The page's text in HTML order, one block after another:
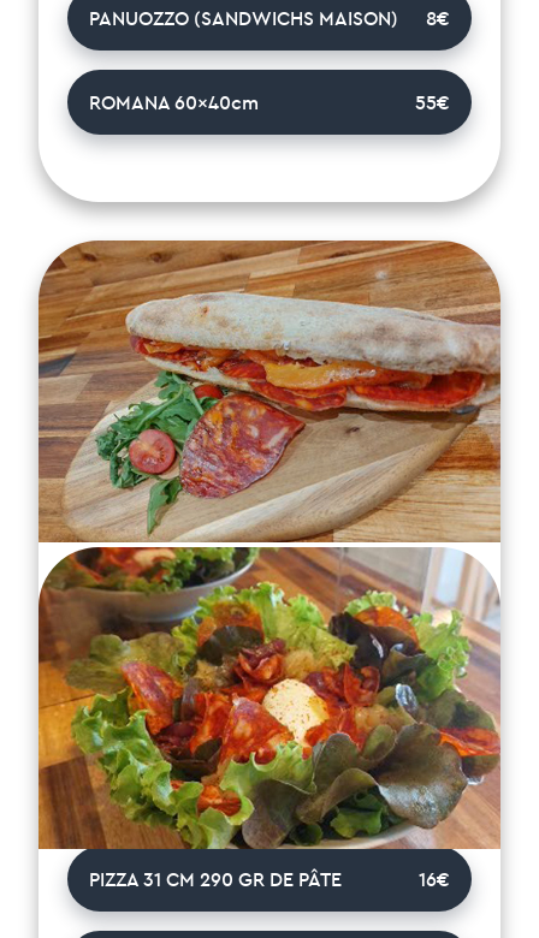
PANUOZZO (SANDWICHS MAISON) 8€
ROMANA 60x40cm 55€
SALSA
Ingrédients
TOMATE, MOZZARELLA FIOR DI LATTE,
CHORIZO IBÉRIQUE, POIVRON ROUGE,
OIGNON ROUGE CONFIT, PIMENT GORRIA
PIZZA 31 CM 290 GR DE PÂTE 16€